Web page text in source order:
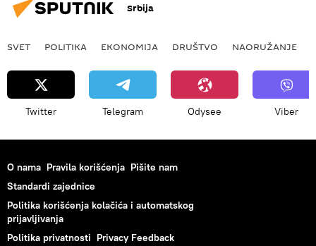
Srbija
SVET POLITIKA EKONOMIJA DRUŠTVO NAORUŽANJE
Twitter Telegram Odysee Viber
O nama Pravila korišćenja Pišite nam
Standardi zajednice
Politika korišćenja kolačića i automatskog
prijavljivanja
Politika privatnosti Privacy Feedback